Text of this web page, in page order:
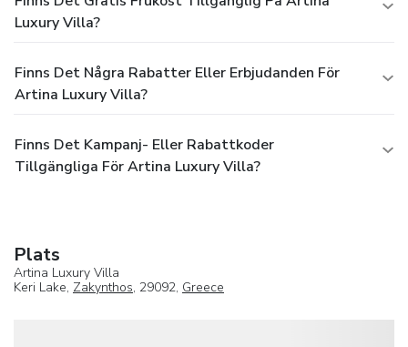
Luxury Villa?
Finns Det Några Rabatter Eller Erbjudanden För
Artina Luxury Villa?
Finns Det Kampanj- Eller Rabattkoder
Tillgängliga För Artina Luxury Villa?
Plats
Artina Luxury Villa
Keri Lake, Zakynthos, 29092, Greece